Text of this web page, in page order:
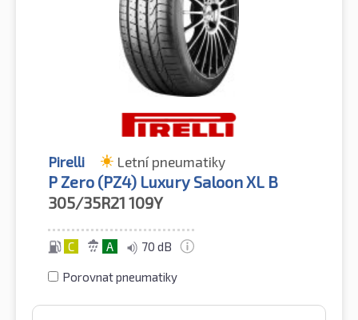
Pirelli Letní pneumatiky
P Zero (PZ4) Luxury Saloon XL B
305/35R21 109Y
C A 70 dB
Porovnat pneumatiky